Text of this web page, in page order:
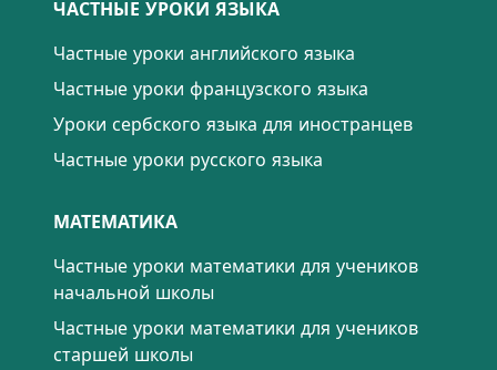
ЧАСТНЫЕ УРОКИ ЯЗЫКА
Частные уроки английского языка
Частные уроки французского языка
Уроки сербского языка для иностранцев
Частные уроки русского языка
МАТЕМАТИКА
Частные уроки математики для учеников
начальной школы
Частные уроки математики для учеников
старшей школы